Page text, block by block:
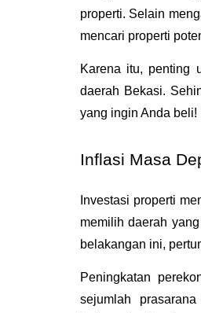
properti. Selain
mencari properti
Karena itu, penting
daerah Bekasi.
yang ingin Anda beli!
Inflasi Masa
Investasi properti
memilih daerah
belakangan ini,
Peningkatan
sejumlah